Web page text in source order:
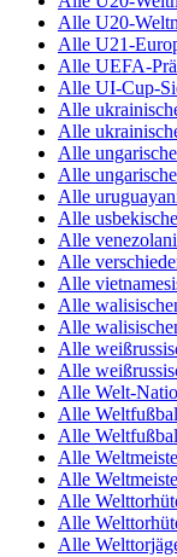
Alle U20-
Alle U21-
Alle UEFA-
Alle UI-Cup-
Alle
Alle
Alle
Alle
Alle
Alle
Alle
Alle
Alle
Alle
Alle
Alle
Alle
Alle Welt-
Alle
Alle
Alle
Alle
Alle
Alle
Alle